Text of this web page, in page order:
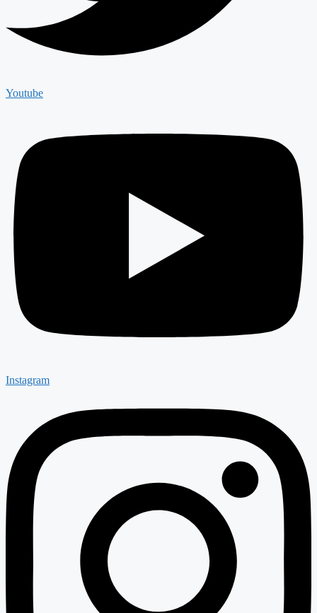
Youtube
Instagram